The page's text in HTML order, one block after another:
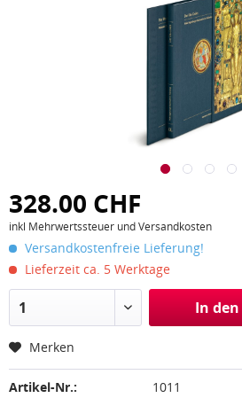
328.00 CHF
inkl Mehrwertssteuer und Versandkosten
Versandkostenfreie Lieferung!
Lieferzeit ca. 5 Werktage
In den
Merken
Artikel-Nr.:
1011